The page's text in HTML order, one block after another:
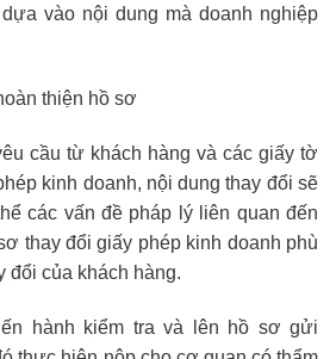
vào nội dung mà doanh nghiệp
thiện hồ sơ
cầu từ khách hàng và các giấy tờ
kinh doanh, nội dung thay đổi sẽ
các vấn đề pháp lý liên quan đến
thay đổi giấy phép kinh doanh phù
đổi của khách hàng.
hành kiểm tra và lên hồ sơ gửi